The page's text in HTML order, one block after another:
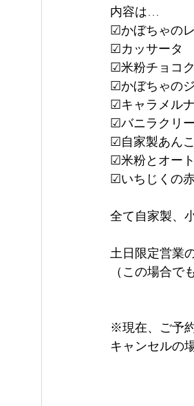
内容は…
☑かぼちゃの
☑カッサータ
☑米粉チョコ
☑かぼちゃの
☑キャラメル
☑バニラクリ
☑自家製あんこ
☑米粉とオー
☑いちじくの
全て自家製、
土日限定営業
（この場合で
※現在、ご予
キャンセルの